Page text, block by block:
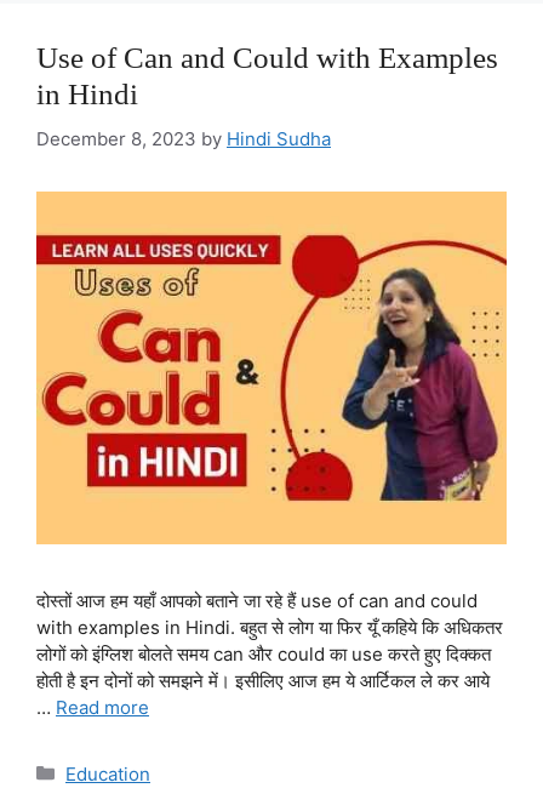
Use of Can and Could with Examples
in Hindi
December 8, 2023 by Hindi Sudha
दोस्तों आज हम यहाँ आपको बताने जा रहे हैं use of can and could
with examples in Hindi. बहुत से लोग या फिर यूँ कहिये कि अधिकतर
लोगों को इंग्लिश बोलते समय can और could का use करते हुए दिक्कत
होती है इन दोनों को समझने में। इसीलिए आज हम ये आर्टिकल ले कर आये
… Read more
Categories
Education